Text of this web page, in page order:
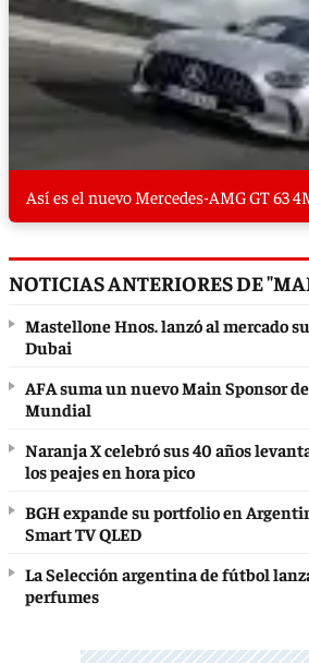
Así es el nuevo Mercedes-AMG GT 63
NOTICIAS ANTERIORES DE
Mastellone Hnos. lanzó al mercado
Dubai
AFA suma un nuevo Main Sponsor
Mundial
Naranja X celebró sus 40 años
los peajes en hora pico
BGH expande su portfolio en
Smart TV QLED
La Selección argentina de fútbol
perfumes